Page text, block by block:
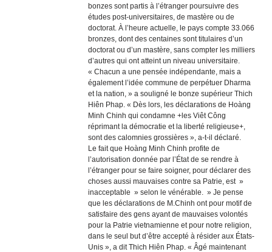
bonzes sont partis à l’étranger poursuivre des
études post-universitaires, de mastère ou de
doctorat. À l’heure actuelle, le pays compte 33.066
bronzes, dont des centaines sont titulaires d’un
doctorat ou d’un mastère, sans compter les milliers
d’autres qui ont atteint un niveau universitaire.
« Chacun a une pensée indépendante, mais a
également l’idée commune de perpétuer Dharma
et la nation, » a souligné le bonze supérieur Thich
Hiên Phap. « Dès lors, les déclarations de Hoàng
Minh Chinh qui condamne +les Viêt Công
réprimant la démocratie et la liberté religieuse+,
sont des calomnies grossières », a-t-il déclaré.
Le fait que Hoàng Minh Chinh profite de
l’autorisation donnée par l’État de se rendre à
l’étranger pour se faire soigner, pour déclarer des
choses aussi mauvaises contre sa Patrie, est »
inacceptable » selon le vénérable. » Je pense
que les déclarations de M.Chinh ont pour motif de
satisfaire des gens ayant de mauvaises volontés
pour la Patrie vietnamienne et pour notre religion,
dans le seul but d’être accepté à résider aux États-
Unis », a dit Thich Hiên Phap. « Âgé maintenant